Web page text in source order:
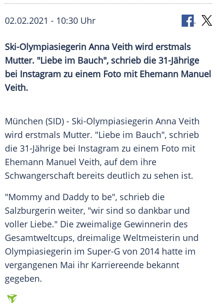
02.02.2021 - 10:30 Uhr
Ski-Olympiasiegerin Anna Veith wird erstmals
Mutter. "Liebe im Bauch", schrieb die 31-Jährige
bei Instagram zu einem Foto mit Ehemann Manuel
Veith.
München (SID) - Ski-Olympiasiegerin Anna Veith
wird erstmals Mutter. "Liebe im Bauch", schrieb
die 31-Jährige bei Instagram zu einem Foto mit
Ehemann Manuel Veith, auf dem ihre
Schwangerschaft bereits deutlich zu sehen ist.
"Mommy and Daddy to be", schrieb die
Salzburgerin weiter, "wir sind so dankbar und
voller Liebe." Die zweimalige Gewinnerin des
Gesamtweltcups, dreimalige Weltmeisterin und
Olympiasiegerin im Super-G von 2014 hatte im
vergangenen Mai ihr Karriereende bekannt
gegeben.